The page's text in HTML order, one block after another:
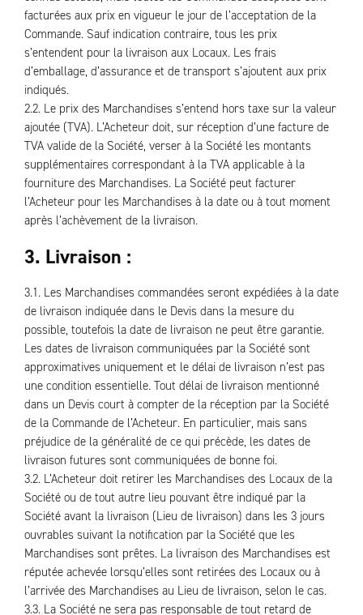
facturées aux prix en vigueur le jour de l’acceptation de la
Commande. Sauf indication contraire, tous les prix
s’entendent pour la livraison aux Locaux. Les frais
d’emballage, d’assurance et de transport s’ajoutent aux prix
indiqués.
2.2. Le prix des Marchandises s’entend hors taxe sur la valeur
ajoutée (TVA). L’Acheteur doit, sur réception d’une facture de
TVA valide de la Société, verser à la Société les montants
supplémentaires correspondant à la TVA applicable à la
fourniture des Marchandises. La Société peut facturer
l’Acheteur pour les Marchandises à la date ou à tout moment
après l’achèvement de la livraison.
3. Livraison :
3.1. Les Marchandises commandées seront expédiées à la date
de livraison indiquée dans le Devis dans la mesure du
possible, toutefois la date de livraison ne peut être garantie.
Les dates de livraison communiquées par la Société sont
approximatives uniquement et le délai de livraison n’est pas
une condition essentielle. Tout délai de livraison mentionné
dans un Devis court à compter de la réception par la Société
de la Commande de l’Acheteur. En particulier, mais sans
préjudice de la généralité de ce qui précède, les dates de
livraison futures sont communiquées de bonne foi.
3.2. L’Acheteur doit retirer les Marchandises des Locaux de la
Société ou de tout autre lieu pouvant être indiqué par la
Société avant la livraison (Lieu de livraison) dans les 3 jours
ouvrables suivant la notification par la Société que les
Marchandises sont prêtes. La livraison des Marchandises est
réputée achevée lorsqu’elles sont retirées des Locaux ou à
l’arrivée des Marchandises au Lieu de livraison, selon le cas.
3.3. La Société ne sera pas responsable de tout retard de